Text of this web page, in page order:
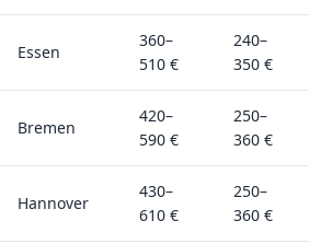
Essen
360–
510 €
240–
350 €
Bremen
420–
590 €
250–
360 €
Hannover
430–
610 €
250–
360 €